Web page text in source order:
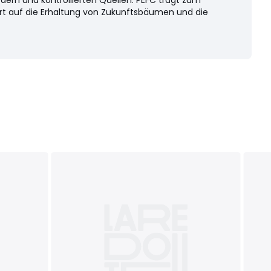
auf die Erhaltung von Zukunftsbäumen und die